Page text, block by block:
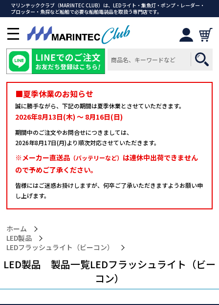
マリンテッククラブ（MARINTEC CLUB）は、LEDライト・集魚灯・ポンプ・レーダー・
プロッター・魚探など船舶で必要な船舶電装品を取扱う専門店です。
メ
ニ
ュ
ー
を
■夏季休業のお知らせ
誠に勝手ながら、下記の期間は夏季休業とさせていただきます。
2026年8月13日(木) ～ 8月16日(日)
期間中のご注文やお問合せにつきましては、
2026年8月17日(月)より順次対応させていただきます。
※メーカー直送品 （バッテリーなど） は連休中出荷できません
ので予めご了承ください。
皆様にはご迷惑お掛けしますが、何卒ご了承いただきますようお願い申
し上げます。
ホーム
LED製品
LEDフラッシュライト（ビーコン）
LED製品 製品一覧LEDフラッシュライト（ビー
コン）